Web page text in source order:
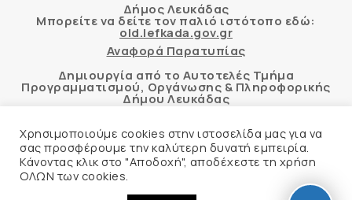
Δήμος Λευκάδας
Μπορείτε να δείτε τον παλιό ιστότοπο εδώ:
old.lefkada.gov.gr
Αναφορά Παρατυπίας
Δημιουργία από το Αυτοτελές Τμήμα
Προγραμματισμού, Οργάνωσης & Πληροφορικής
Δήμου Λευκάδας
Αυτόματος έλεγχος προσβασιμότητας
δικτυακού τόπου με βάση το πρότυπο WCAG 2.1
Χρησιμοποιούμε cookies στην ιστοσελίδα μας για να
σας προσφέρουμε την καλύτερη δυνατή εμπειρία.
Κάνοντας κλικ στο "Αποδοχή", αποδέχεστε τη χρήση
ΟΛΩΝ των cookies.